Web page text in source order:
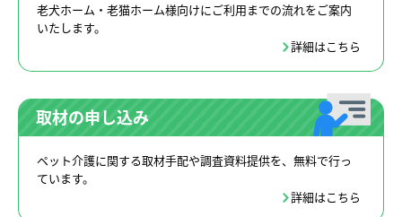
老犬ホーム・老猫ホーム様向けにご利用までの流れをご案内
いたします。
詳細はこちら
取材の申し込み
ペット介護に関する取材手配や調査資料提供を、無料で行っ
ています。
詳細はこちら